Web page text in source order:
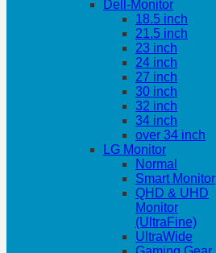
Dell-Monitor
18.5 inch
21.5 inch
23 inch
24 inch
27 inch
30 inch
32 inch
34 inch
over 34 inch
LG Monitor
Normal
Smart Monitor
QHD & UHD
Monitor
(UltraFine)
UltraWide